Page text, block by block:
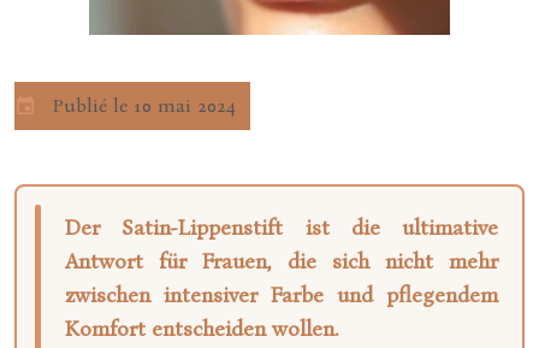
Publié le 10 mai 2024
Der Satin-Lippenstift ist die ultimative
Antwort für Frauen, die sich nicht mehr
zwischen intensiver Farbe und pflegendem
Komfort entscheiden wollen.